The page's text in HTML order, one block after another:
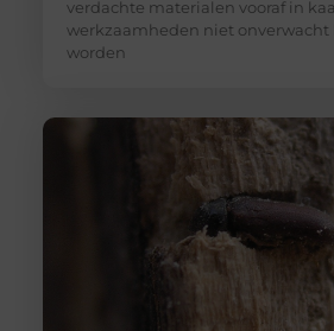
verdachte materialen vooraf in
werkzaamheden niet onverwacht
worden